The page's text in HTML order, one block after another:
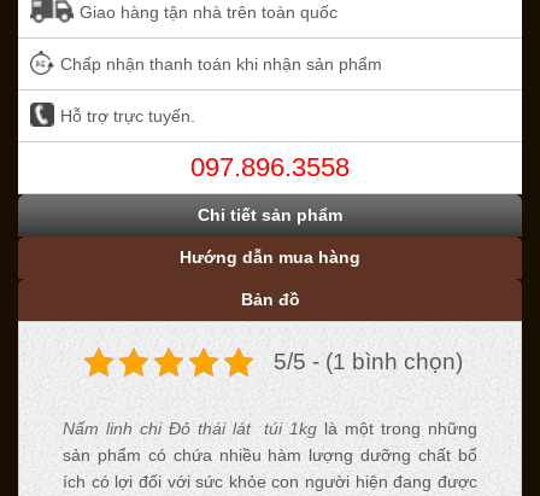
Giao hàng tận nhà trên toàn quốc
Chấp nhận thanh toán khi nhận sản phẩm
Hỗ trợ trực tuyến.
097.896.3558
Chi tiết sản phẩm
Hướng dẫn mua hàng
Bản đồ
5/5 - (1 bình chọn)
Nấm linh chi Đỏ thái lát túi 1kg là một trong những
sản phẩm có chứa nhiều hàm lượng dưỡng chất bổ
ích có lợi đối với sức khỏe con người hiện đang được